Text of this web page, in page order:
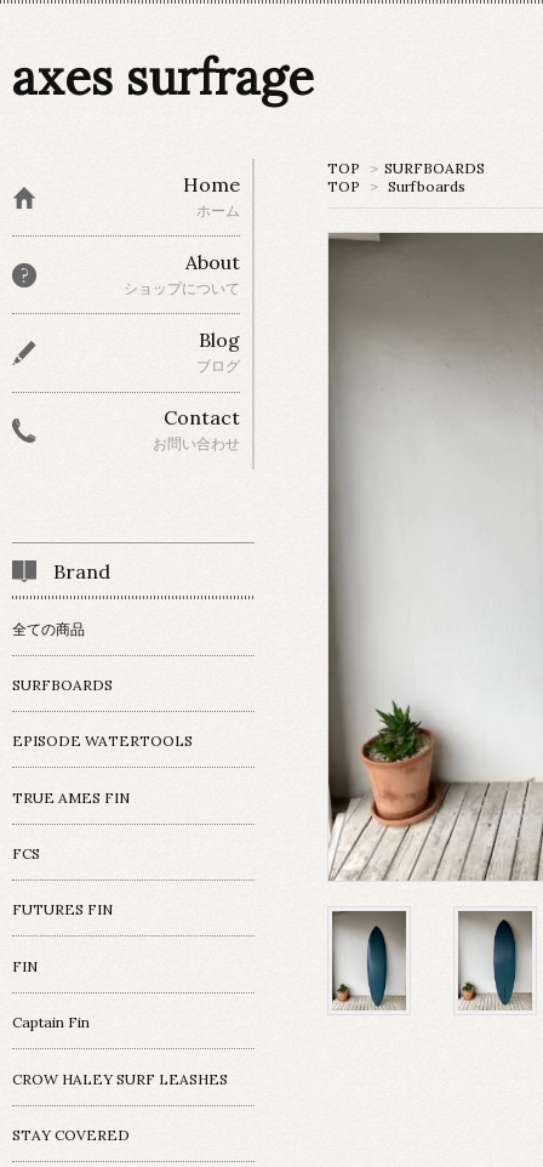
axes surfrage
TOP > SURFBOARDS
TOP
> Surfboards
Home
ホーム
About
ショップについて
Blog
ブログ
Contact
お問い合わせ
Brand
全ての商品
SURFBOARDS
EPISODE WATERTOOLS
TRUE AMES FIN
FCS
FUTURES FIN
FIN
Captain Fin
CROW HALEY SURF LEASHES
STAY COVERED